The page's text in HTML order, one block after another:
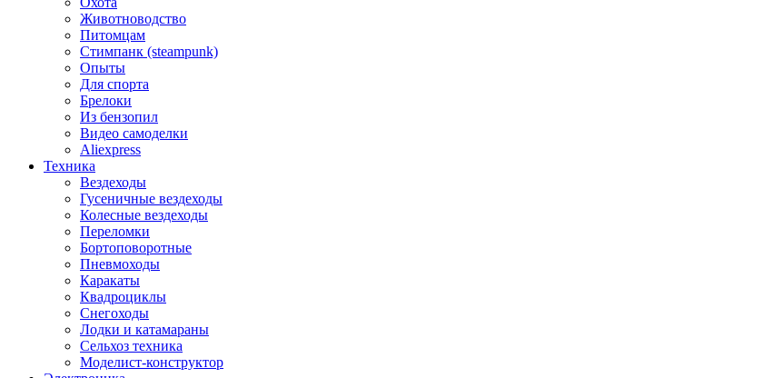
Животноводство
Питомцам
Стимпанк (steampunk)
Опыты
Для спорта
Брелоки
Из бензопил
Видео самоделки
Aliexpress
Техника
Вездеходы
Гусеничные вездеходы
Колесные вездеходы
Переломки
Бортоповоротные
Пневмоходы
Каракаты
Квадроциклы
Снегоходы
Лодки и катамараны
Сельхоз техника
Моделист-конструктор